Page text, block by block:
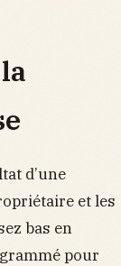
d’une
et les
bas en
pour